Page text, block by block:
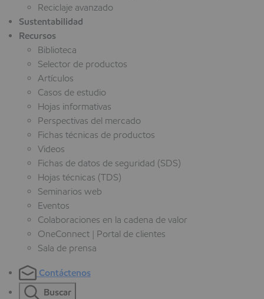
Reciclaje avanzado
Sustentabilidad
Recursos
Biblioteca
Selector de productos
Artículos
Casos de estudio
Hojas informativas
Perspectivas del mercado
Fichas técnicas de productos
Videos
Fichas de datos de seguridad (SDS)
Hojas técnicas (TDS)
Seminarios web
Eventos
Colaboraciones en la cadena de valor
OneConnect | Portal de clientes
Sala de prensa
Contáctenos
Buscar